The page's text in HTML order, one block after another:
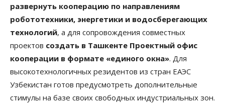
развернуть кооперацию по направлениям
робототехники, энергетики и водосберегающих
технологий, а для сопровождения совместных
проектов создать в Ташкенте Проектный офис
кооперации в формате «единого окна». Для
высокотехнологичных резидентов из стран ЕАЭС
Узбекистан готов предусмотреть дополнительные
стимулы на базе своих свободных индустриальных зон.